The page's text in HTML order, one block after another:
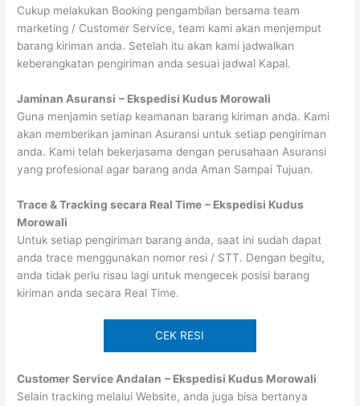
Cukup melakukan Booking pengambilan bersama team
marketing / Customer Service, team kami akan menjemput
barang kiriman anda. Setelah itu akan kami jadwalkan
keberangkatan pengiriman anda sesuai jadwal Kapal.
Jaminan Asuransi – Ekspedisi Kudus Morowali
Guna menjamin setiap keamanan barang kiriman anda. Kami
akan memberikan jaminan Asuransi untuk setiap pengiriman
anda. Kami telah bekerjasama dengan perusahaan Asuransi
yang profesional agar barang anda Aman Sampai Tujuan.
Trace & Tracking secara Real Time – Ekspedisi Kudus
Morowali
Untuk setiap pengiriman barang anda, saat ini sudah dapat
anda trace menggunakan nomor resi / STT. Dengan begitu,
anda tidak perlu risau lagi untuk mengecek posisi barang
kiriman anda secara Real Time.
CEK RESI
Customer Service Andalan – Ekspedisi Kudus Morowali
Selain tracking melalui Website, anda juga bisa bertanya